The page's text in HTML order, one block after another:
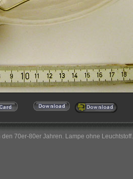
70er-80er Jahren. Lampe ohne Leuchtstoff.